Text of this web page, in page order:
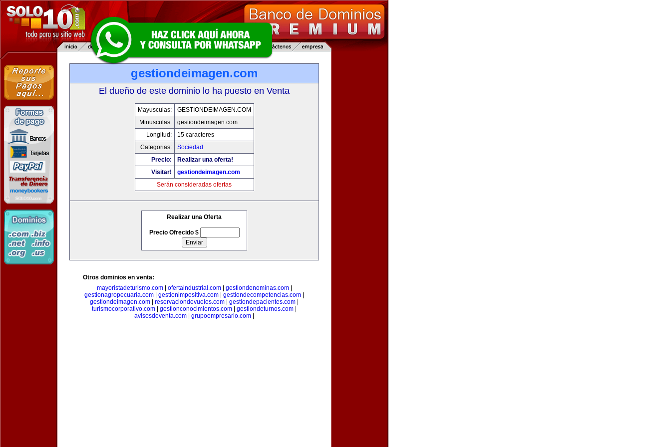
gestiondeimagen.com
El dueño de este dominio lo ha puesto en Venta
Mayusculas:
GESTIONDEIMAGEN.COM
Minusculas:
gestiondeimagen.com
Longitud:
15 caracteres
Categorias:
Sociedad
Precio:
Realizar una oferta!
Visitar!
gestiondeimagen.com
Serán consideradas ofertas
Realizar una Oferta
Precio Ofrecido $
Otros dominios en venta:
mayoristadeturismo.com| ofertaindustrial.com| gestiondenominas.com|
gestionagropecuaria.com
gestionimpositiva.com gestiondecompetencias.com
gestiondeimagen.com
reservaciondevuelos.com gestiondepacientes.com
turismocorporativo.com
gestionconocimientos.com gestiondeturnos.com
avisosdeventa.com
grupoempresario.com